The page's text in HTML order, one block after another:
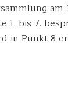
am
1. bis 7.
in Punkt 8